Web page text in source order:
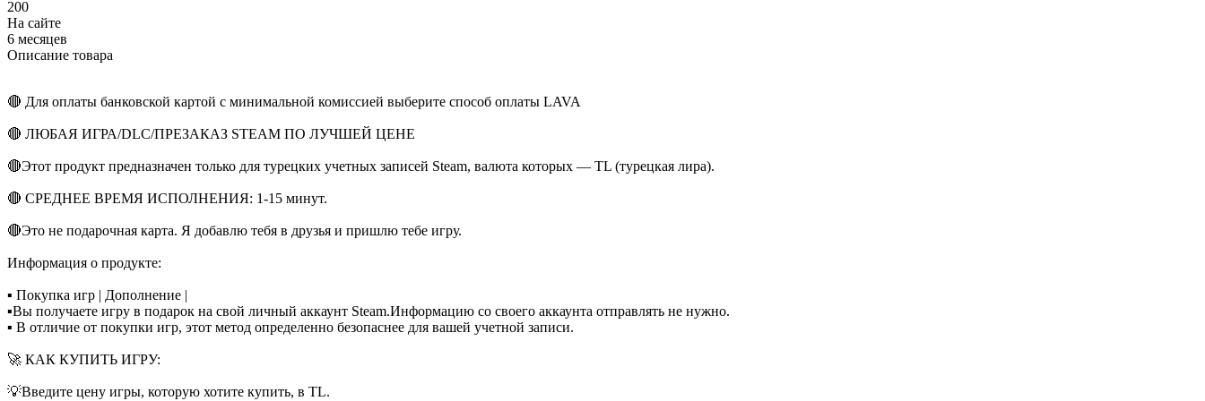
200
На сайте
6 месяцев
Описание товара
🔴 Для оплаты банковской картой с минимальной комиссией выберите способ оплаты LAVA
🔴 ЛЮБАЯ ИГРА/DLC/ПРЕЗАКАЗ STEAM ПО ЛУЧШЕЙ ЦЕНЕ
🔴Этот продукт предназначен только для турецких учетных записей Steam, валюта которых — TL (турецкая лира).
🔴 СРЕДНЕЕ ВРЕМЯ ИСПОЛНЕНИЯ: 1-15 минут.
🔴Это не подарочная карта. Я добавлю тебя в друзья и пришлю тебе игру.
Информация о продукте:
▪ Покупка игр | Дополнение |
▪Вы получаете игру в подарок на свой личный аккаунт Steam.Информацию со своего аккаунта отправлять не нужно.
▪ В отличие от покупки игр, этот метод определенно безопаснее для вашей учетной записи.
🚀 КАК КУПИТЬ ИГРУ:
💡Введите цену игры, которую хотите купить, в TL.